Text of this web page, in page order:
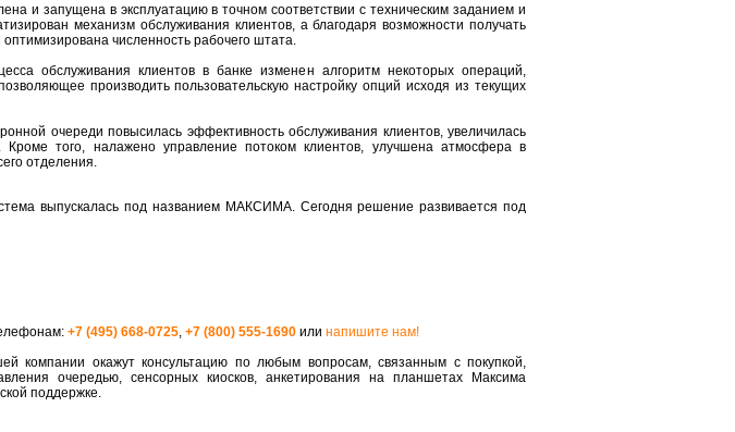
и запущена в эксплуатацию в точном соответствии с техническим заданием и
механизм обслуживания клиентов, а благодаря возможности получать
численность рабочего штата.
обслуживания клиентов в банке изменен алгоритм некоторых операций,
производить пользовательскую настройку опций исходя из текущих
очереди повысилась эффективность обслуживания клиентов, увеличилась
Кроме того, налажено управление потоком клиентов, улучшена атмосфера в
отделения.
выпускалась под названием МАКСИМА. Сегодня решение развивается под
+7 (495) 668-0725, +7 (800) 555-1690 или напишите нам!
компании окажут консультацию по любым вопросам, связанным с покупкой,
очередью, сенсорных киосков, анкетирования на планшетах Максима
поддержке.